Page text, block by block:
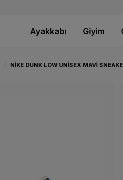
Ayakkabı Giyim
NIKE DUNK LOW UNISEX MAVI